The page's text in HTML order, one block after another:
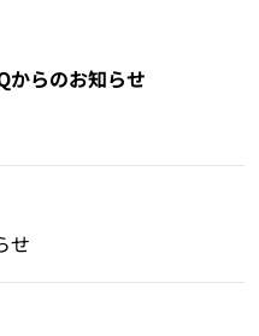
からのお知らせ
せ